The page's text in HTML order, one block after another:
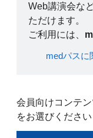
Web講演会な
ただけます。
ご利用には、
medパスに
会員向けコンテ
をお選びください